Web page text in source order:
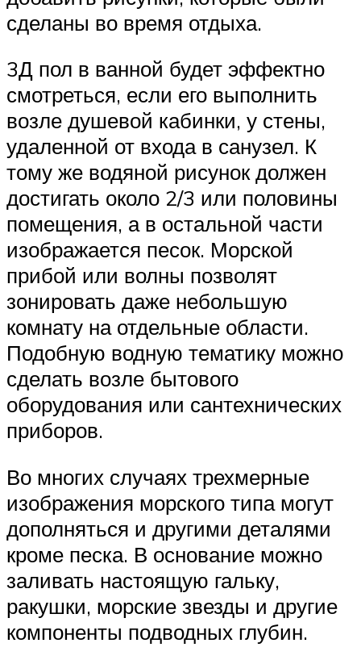
сделаны во время отдыха.
3Д пол в ванной будет эффектно
смотреться, если его выполнить
возле душевой кабинки, у стены,
удаленной от входа в санузел. К
тому же водяной рисунок должен
достигать около 2/3 или половины
помещения, а в остальной части
изображается песок. Морской
прибой или волны позволят
зонировать даже небольшую
комнату на отдельные области.
Подобную водную тематику можно
сделать возле бытового
оборудования или сантехнических
приборов.
Во многих случаях трехмерные
изображения морского типа могут
дополняться и другими деталями
кроме песка. В основание можно
заливать настоящую гальку,
ракушки, морские звезды и другие
компоненты подводных глубин.